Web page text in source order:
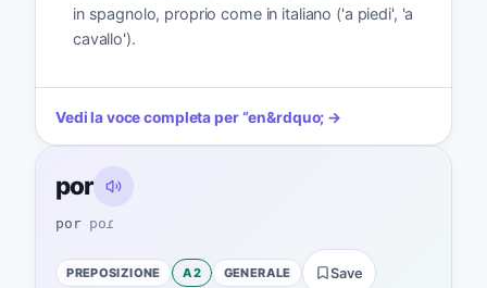
in spagnolo, proprio come in italiano ('a piedi', 'a
cavallo').
Vedi la voce completa per“en&rdquo; →
por
por poɾ
PREPOSIZIONE A2 GENERALE Save